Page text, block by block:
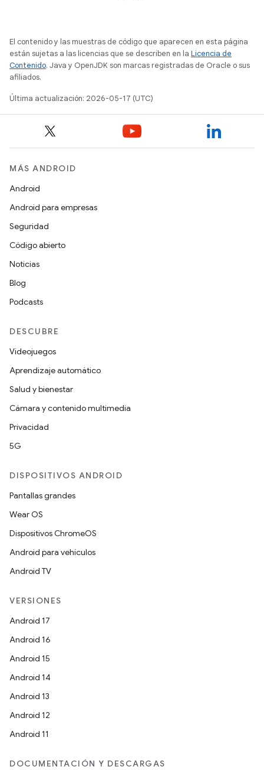
El contenido y las muestras de código que aparecen en esta página
están sujetas a las licencias que se describen en la Licencia de
Contenido. Java y OpenJDK son marcas registradas de Oracle o sus
afiliados.
Última actualización: 2026-05-17 (UTC)
MÁS ANDROID
Android
Android para empresas
Seguridad
Código abierto
Noticias
Blog
Podcasts
DESCUBRE
Videojuegos
Aprendizaje automático
Salud y bienestar
Cámara y contenido multimedia
Privacidad
5G
DISPOSITIVOS ANDROID
Pantallas grandes
Wear OS
Dispositivos ChromeOS
Android para vehículos
Android TV
VERSIONES
Android 17
Android 16
Android 15
Android 14
Android 13
Android 12
Android 11
DOCUMENTACIÓN Y DESCARGAS